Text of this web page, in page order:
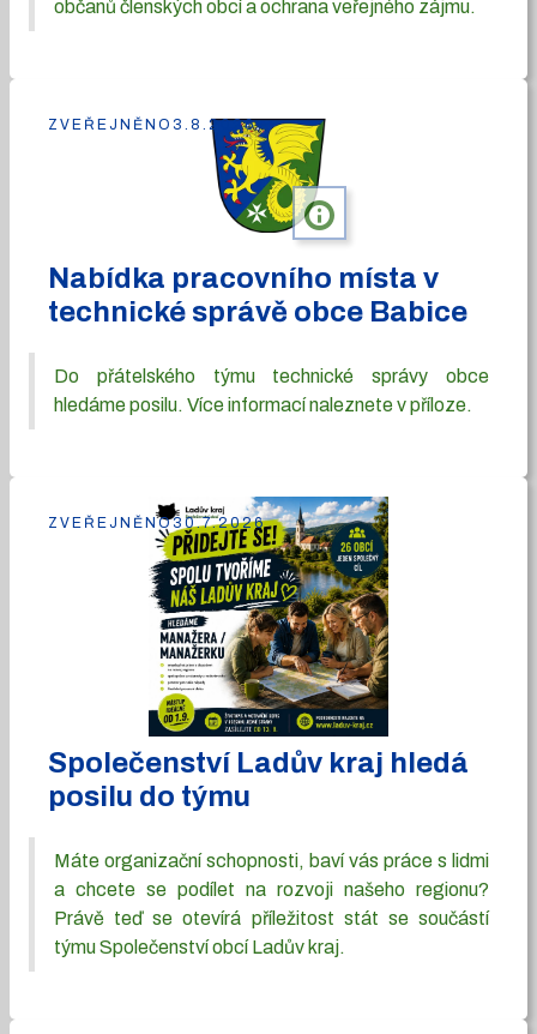
občanů členských obcí a ochrana veřejného zájmu.
info
Nabídka pracovního místa v
technické správě obce Babice
Do přátelského týmu technické správy obce
hledáme posilu. Více informací naleznete v příloze.
ZVEŘEJNĚNO 3.8.2026
Společenství Ladův kraj hledá
posilu do týmu
Máte organizační schopnosti, baví vás práce s lidmi
a chcete se podílet na rozvoji našeho regionu?
Právě teď se otevírá příležitost stát se součástí
týmu Společenství obcí Ladův kraj.
ZVEŘEJNĚNO30.7.2026